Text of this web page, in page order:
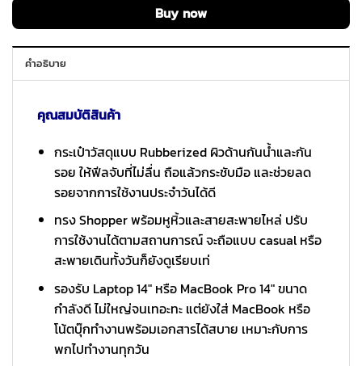
Buy now
คำอธิบาย
คุณสมบัติสินค้า
กระเป๋าวัสดุแบบ Rubberized ผิวด้านกันน้ำและกัน
รอย ให้ฟีลจับที่ไม่ลื่น ถือแล้วกระชับมือ และช่วยลด
รอยจากการใช้งานประจำวันได้ดี
ทรง Shopper พร้อมหูหิ้วและสายสะพายไหล่ ปรับ
การใช้งานได้ตามสถานการณ์ จะถือแบบ casual หรือ
สะพายเดินทั้งวันก็ยังดูเรียบเท่
รองรับ Laptop 14″ หรือ MacBook Pro 14″ ขนาด
กำลังดี ไม่ใหญ่จนเทอะทะ แต่ยังใส่ MacBook หรือ
โน้ตบุ๊กทำงานพร้อมเอกสารได้สบาย เหมาะกับการ
พกไปทำงานทุกวัน